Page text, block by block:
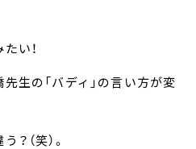
い！
生の「バディ」の言い方が変
？（笑）。